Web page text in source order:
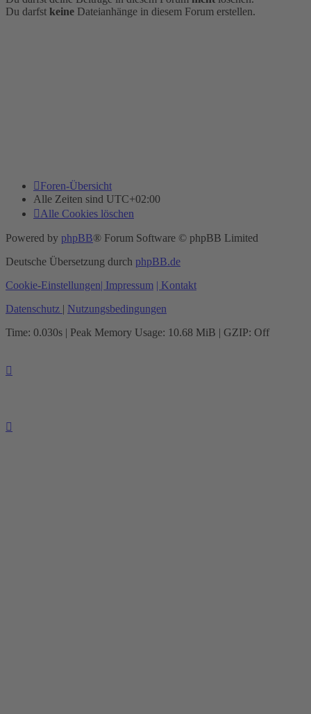
Du darfst keine Dateianhänge in diesem Forum erstellen.
Foren-Übersicht
Alle Zeiten sind UTC+02:00
Alle Cookies löschen
Powered by phpBB® Forum Software © phpBB Limited
Deutsche Übersetzung durch phpBB.de
Cookie-Einstellungen| Impressum | Kontakt
Datenschutz | Nutzungsbedingungen
Time: 0.030s | Peak Memory Usage: 10.68 MiB | GZIP: Off